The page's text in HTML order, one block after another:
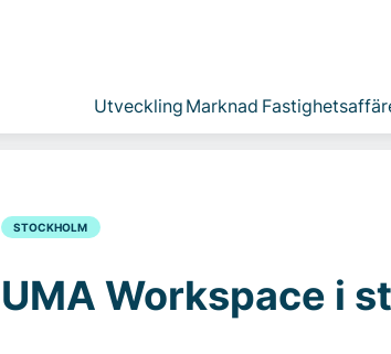
Utveckling Marknad
STOCKHOLM
UMA Workspace i